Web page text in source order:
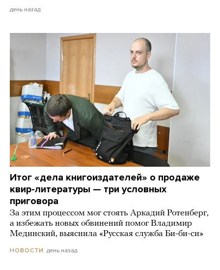
день назад
Итог «дела книгоиздателей» о продаже
квир-литературы — три условных
приговора
За этим процессом мог стоять Аркадий Ротенберг,
а избежать новых обвинений помог Владимир
Мединский, выяснила «Русская служба Би-би-си»
НОВОСТИ день назад